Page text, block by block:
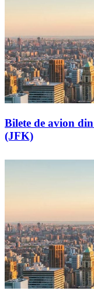
Bilete de avion
(JFK)